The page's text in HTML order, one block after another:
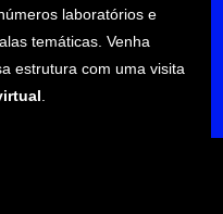
laboratórios e
temáticas. Venha
estrutura com uma visita